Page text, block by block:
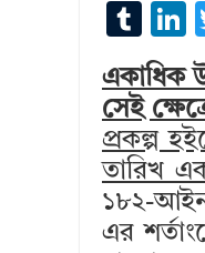
T
u
m
bl
r
k
e
একাধিক
সেই
প্রকল্প
তারিখ
১৮২-
এর